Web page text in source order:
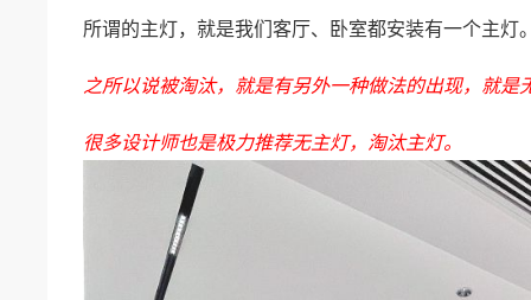
所谓的主灯，就是我们客厅、卧室都安装有一个主灯
之所以说被淘汰，就是有另外一种做法的出现，就是
很多设计师也是极力推荐无主灯，淘汰主灯。